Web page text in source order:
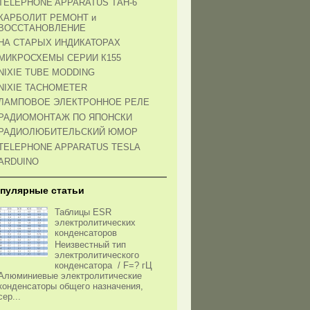
APPARATUS ТАН-6
РЕМОНТ и
СТАРЫХ ИНДИКАТОРАХ
СЕРИИ К155
TUBE MODDING
TACHOMETER
ЭЛЕКТРОННОЕ РЕЛЕ
ПО ЯПОНСКИ
ЮМОР
APPARATUS TESLA
статьи
Таблицы ESR
электролитических
конденсаторов
Неизвестный тип
электролитического
конденсатора / F=? гЦ
электролитические
общего назначения,